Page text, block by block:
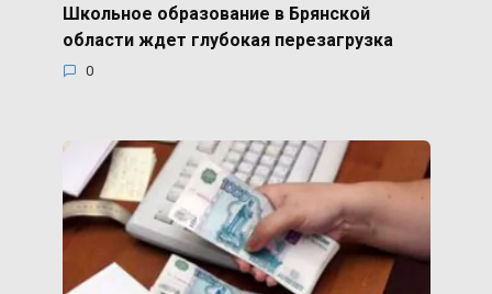
Школьное образование в Брянской
области ждет глубокая перезагрузка
0